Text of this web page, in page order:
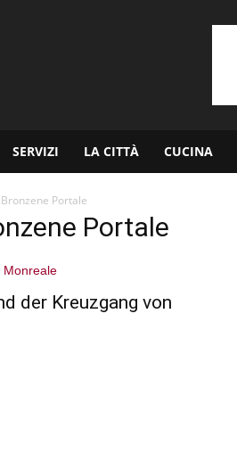
SERVIZI LA CITTÀ CUCINA
Bronzene Portale
Portale
der Kreuzgang von